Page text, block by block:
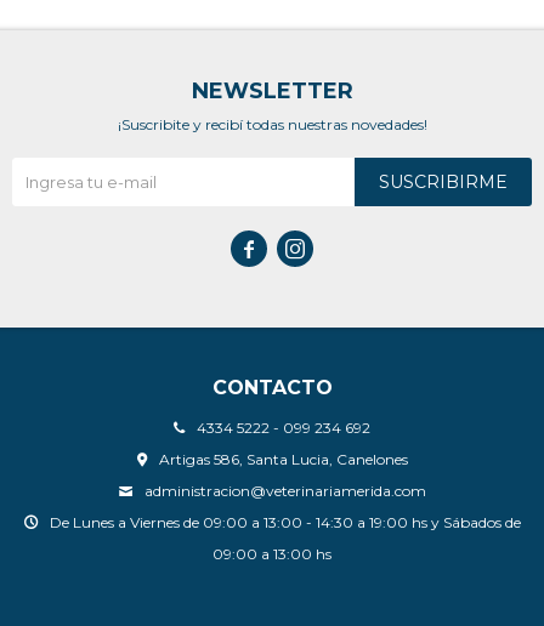
CONTACTO
4334 5222 - 099 234 692
Artigas 586, Santa Lucia, Canelones
administracion@veterinariamerida.com
De Lunes a Viernes de 09:00 a 13:00 - 14:30 a 19:00 hs y Sábados de
09:00 a 13:00 hs
NEWSLETTER
¡Suscribite y recibí todas nuestras novedades!
SUSCRIBIRME
 